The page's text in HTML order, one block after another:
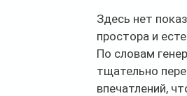
Здесь нет
простора и
По словам
тщательно
впечатлений,